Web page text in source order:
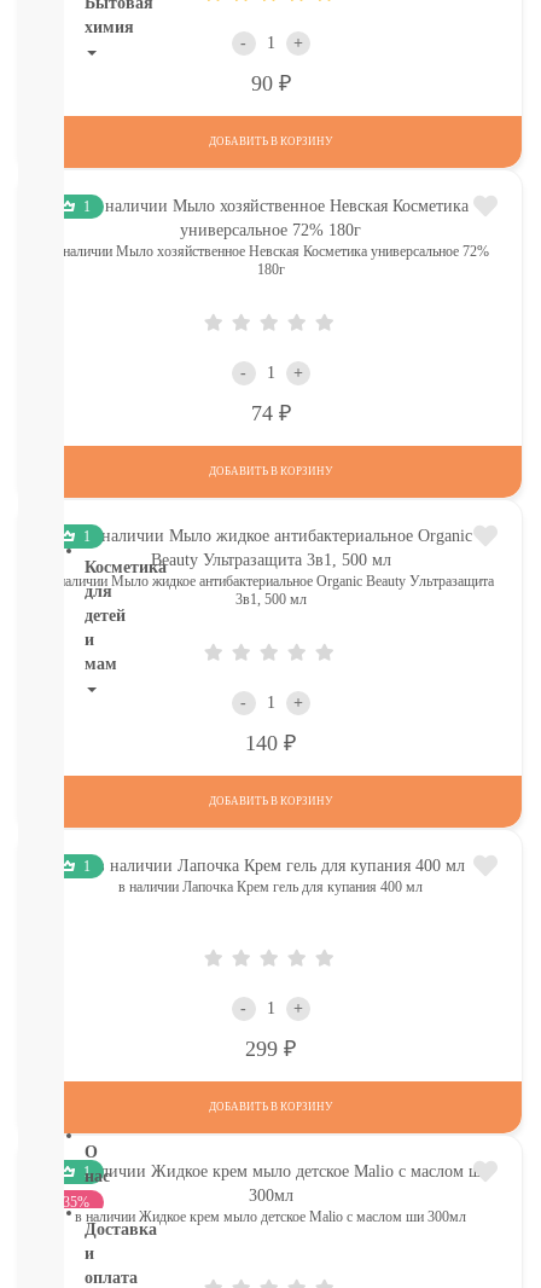
химия
Для
мытья
посуды
От
Косметика
для
детей
и
мам
подводка
Карандаши
для
О
нас
Доставка
и
оплата
- +
90
ДОБАВИТЬ В КОРЗИНУ
1
в наличии Мыло хозяйственное Невская Косметика универсальное 72%
180г
- +
74
ДОБАВИТЬ В КОРЗИНУ
1
в наличии Мыло жидкое антибактериальное Organic Beauty Ультразащита
3в1, 500 мл
- +
140
ДОБАВИТЬ В КОРЗИНУ
1
в наличии Лапочка Крем гель для купания 400 мл
- +
299
ДОБАВИТЬ В КОРЗИНУ
1
-35%
в наличии Жидкое крем мыло детское Malio с маслом ши 300мл